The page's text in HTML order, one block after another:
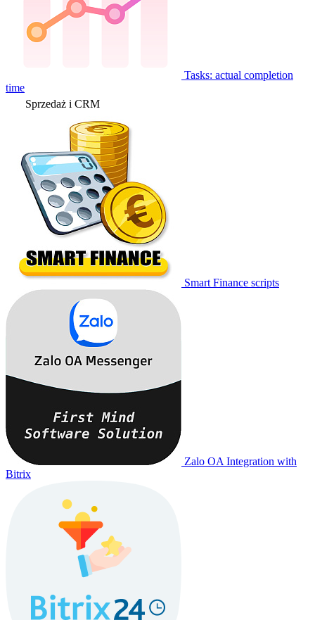
Tasks: actual completion
time
Sprzedaż i CRM
Smart Finance scripts
Zalo OA Integration with
Bitrix